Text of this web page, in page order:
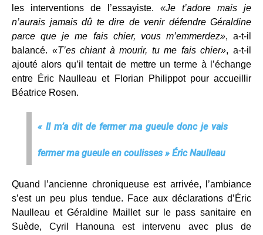
les interventions de l’essayiste. «Je t’adore mais je
n’aurais jamais dû te dire de venir défendre Géraldine
parce que je me fais chier, vous m’emmerdez», a-t-il
balancé. «T’es chiant à mourir, tu me fais chier», a-t-il
ajouté alors qu’il tentait de mettre un terme à l’échange
entre Éric Naulleau et Florian Philippot pour accueillir
Béatrice Rosen.
« Il m’a dit de fermer ma gueule donc je vais
fermer ma gueule en coulisses » Éric Naulleau
Quand l’ancienne chroniqueuse est arrivée, l’ambiance
s’est un peu plus tendue. Face aux déclarations d’Éric
Naulleau et Géraldine Maillet sur le pass sanitaire en
Suède, Cyril Hanouna est intervenu avec plus de